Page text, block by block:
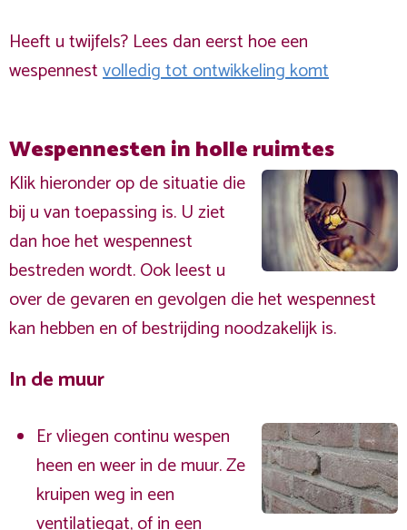
Heeft u twijfels? Lees dan eerst hoe een
wespennestvolledig tot ontwikkeling komt
Wespennesten in holle ruimtes
Klik hieronder op de situatie die
bij u van toepassing is. U ziet
dan hoe het wespennest
bestreden wordt. Ook leest u
over de gevaren en gevolgen die het wespennest
kan hebben en of bestrijding noodzakelijk is.
In de muur
Er vliegen continu wespen
heen en weer in de muur. Ze
kruipen weg in een